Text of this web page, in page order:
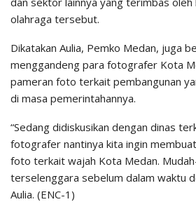
olahraga tersebut.
Dikatakan Aulia, Pemko Medan, juga
menggandeng para fotografer Kota
pameran foto terkait pembangunan
di masa pemerintahannya.
“Sedang didiskusikan dengan dinas
fotografer nantinya kita ingin
foto terkait wajah Kota Medan.
terselenggara sebelum dalam waktu
Aulia. (ENC-1)